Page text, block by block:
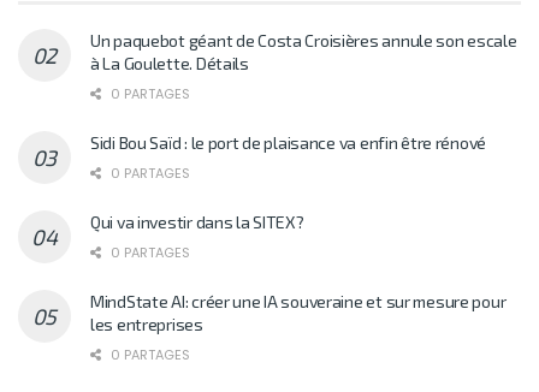
Un paquebot géant de Costa Croisières annule son escale
à La Goulette. Détails
0 PARTAGES
Sidi Bou Saïd : le port de plaisance va enfin être rénové
0 PARTAGES
Qui va investir dans la SITEX?
0 PARTAGES
MindState AI: créer une IA souveraine et sur mesure pour
les entreprises
0 PARTAGES